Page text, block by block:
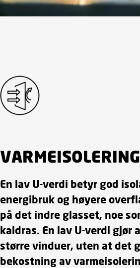
En lav U-verdi betyr god
energibruk og høyere
på det indre glasset, noe
kaldras. En lav U-verdi gjør
større vinduer, uten at det
bekostning av